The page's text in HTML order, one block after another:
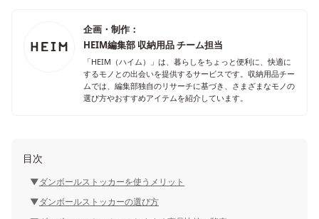
企画・制作：
HEIM編集部 収納用品 チーム担当
「HEIM（ハイム）」は、暮らしをちょっと便利に、快適に
するモノとの出会いを提供するサービスです。収納用品チー
ムでは、編集部独自のリサーチに基づき、さまざまなモノの
選び方やおすすめアイテムを紹介しています。
目次
ダンボールストッカーを使うメリット
ダンボールストッカーの選び方